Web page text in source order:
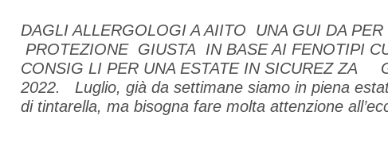
DAGLI ALLERGOLOGI A AIITO UNA GUI DA
PROTEZIONE GIUSTA IN BASE AI FENOTIPI
CONSIG LI PER UNA ESTATE IN SICUREZ ZA
2022. Luglio, già da settimane siamo in piena
di tintarella, ma bisogna fare molta attenzione